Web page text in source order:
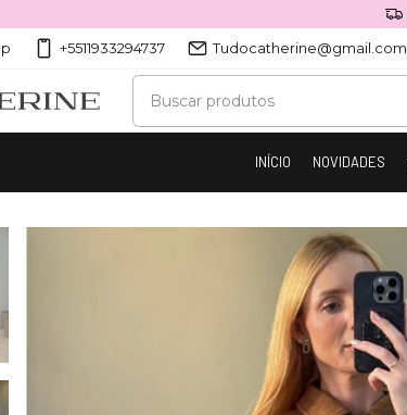
+5511933294737 Tudocatherine@gmail.com
INÍCIO NOVIDADES